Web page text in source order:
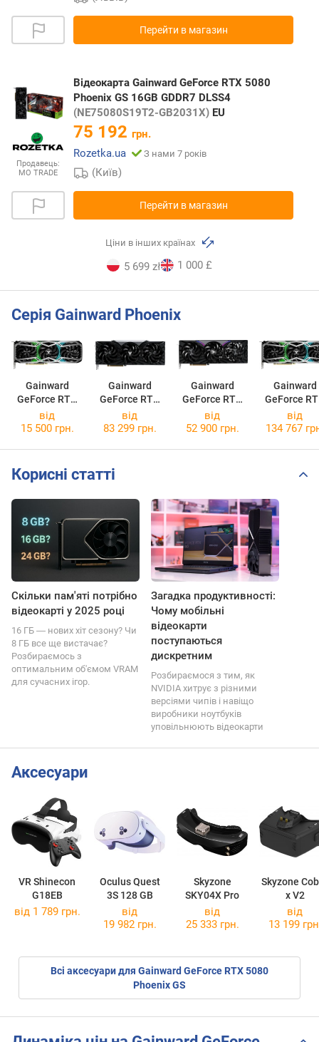
Перейти в магазин
Продавець:
MO TRADE
Відеокарта Gainward GeForce RTX 5080
Phoenix GS 16GB GDDR7 DLSS4
(NE75080S19T2-GB2031X) EU
75 192 грн.
Rozetka.ua
З нами 7 років
(Київ)
Перейти в магазин
Ціни в інших країнах
5 699 zł 1 000 £
Серія Gainward Phoenix
Gainward
GeForce RTX
3070 Phoenix
Gainward
GeForce RTX
5080 Phoenix
Gainward
GeForce RTX
5070 Ti
Phoenix-S
Gainward
GeForce
3090
від
15 500 грн.
від
83 299 грн.
від
52 900 грн.
від
134 767
Корисні статті
Скільки пам'яті потрібно
відеокарті у 2025 році
16 ГБ ― нових хіт сезону? Чи
8 ГБ все ще вистачає?
Розбираємось з
оптимальним об'ємом VRAM
для сучасних ігор.
Загадка продуктивності:
Чому мобільні
відеокарти
поступаються
дискретним
Розбираємося з тим, як
NVIDIA хитрує з різними
версіями чипів і навіщо
виробники ноутбуків
уповільнюють відеокарти
Аксесуари
VR Shinecon
G18EB
Oculus Quest
3S 128 GB
Skyzone
SKY04X Pro
Skyzone
x V2
від 1 789 грн.
від
19 982 грн.
від
25 333 грн.
від
13 199
Всі аксесуари для Gainward GeForce RTX 5080
Phoenix GS